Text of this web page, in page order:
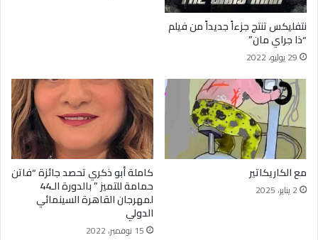
نتفليكس تنتج جزءاً جديداً من فيلم
“ذا جراي مان”
29 يوليو، 2022
مع الكاريكاتير
2 يناير، 2025
كاملة أبو ذكري تحصد جائزة “فاتن
حمامة للتميز ” بالدورة الـ44
لمهرجان القاهرة السينمائي
الدولي
15 نوفمبر، 2022